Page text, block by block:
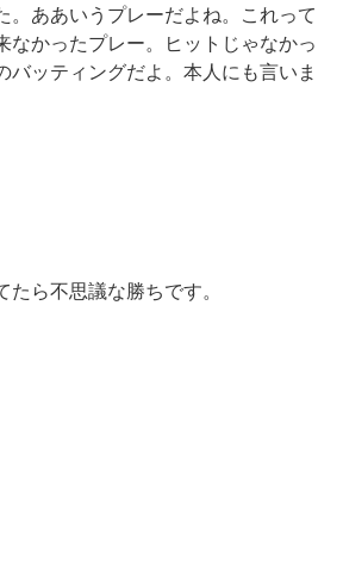
。ああいうプレーだよね。これって
なかったプレー。ヒットじゃなかっ
バッティングだよ。本人にも言いま
たら不思議な勝ちです。